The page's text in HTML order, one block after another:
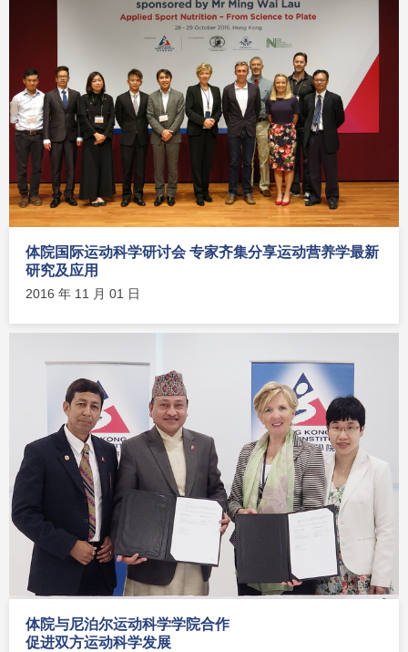
体院国际运动科学研讨会 专家齐集分享运动营养学最新
研究及应用
2016 年 11 月 01 日
体院与尼泊尔运动科学学院合作
促进双方运动科学发展